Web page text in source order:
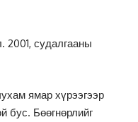
судалгааны
ямар хүрээгээр
бус. Бөөгнөрлийг